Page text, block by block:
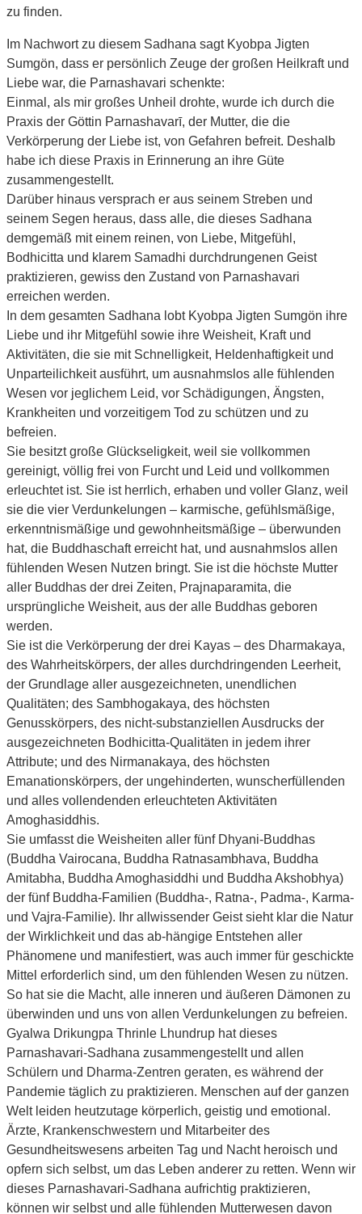
zu finden.
Im Nachwort zu diesem Sadhana sagt Kyobpa Jigten
Sumgön, dass er persönlich Zeuge der großen Heilkraft und
Liebe war, die Parnashavari schenkte:
Einmal, als mir großes Unheil drohte, wurde ich durch die
Praxis der Göttin Parnashavarī, der Mutter, die die
Verkörperung der Liebe ist, von Gefahren befreit. Deshalb
habe ich diese Praxis in Erinnerung an ihre Güte
zusammengestellt.
Darüber hinaus versprach er aus seinem Streben und
seinem Segen heraus, dass alle, die dieses Sadhana
demgemäß mit einem reinen, von Liebe, Mitgefühl,
Bodhicitta und klarem Samadhi durchdrungenen Geist
praktizieren, gewiss den Zustand von Parnashavari
erreichen werden.
In dem gesamten Sadhana lobt Kyobpa Jigten Sumgön ihre
Liebe und ihr Mitgefühl sowie ihre Weisheit, Kraft und
Aktivitäten, die sie mit Schnelligkeit, Heldenhaftigkeit und
Unparteilichkeit ausführt, um ausnahmslos alle fühlenden
Wesen vor jeglichem Leid, vor Schädigungen, Ängsten,
Krankheiten und vorzeitigem Tod zu schützen und zu
befreien.
Sie besitzt große Glückseligkeit, weil sie vollkommen
gereinigt, völlig frei von Furcht und Leid und vollkommen
erleuchtet ist. Sie ist herrlich, erhaben und voller Glanz, weil
sie die vier Verdunkelungen – karmische, gefühlsmäßige,
erkenntnismäßige und gewohnheitsmäßige – überwunden
hat, die Buddhaschaft erreicht hat, und ausnahmslos allen
fühlenden Wesen Nutzen bringt. Sie ist die höchste Mutter
aller Buddhas der drei Zeiten, Prajnaparamita, die
ursprüngliche Weisheit, aus der alle Buddhas geboren
werden.
Sie ist die Verkörperung der drei Kayas – des Dharmakaya,
des Wahrheitskörpers, der alles durchdringenden Leerheit,
der Grundlage aller ausgezeichneten, unendlichen
Qualitäten; des Sambhogakaya, des höchsten
Genusskörpers, des nicht-substanziellen Ausdrucks der
ausgezeichneten Bodhicitta-Qualitäten in jedem ihrer
Attribute; und des Nirmanakaya, des höchsten
Emanationskörpers, der ungehinderten, wunscherfüllenden
und alles vollendenden erleuchteten Aktivitäten
Amoghasiddhis.
Sie umfasst die Weisheiten aller fünf Dhyani-Buddhas
(Buddha Vairocana, Buddha Ratnasambhava, Buddha
Amitabha, Buddha Amoghasiddhi und Buddha Akshobhya)
der fünf Buddha-Familien (Buddha-, Ratna-, Padma-, Karma-
und Vajra-Familie). Ihr allwissender Geist sieht klar die Natur
der Wirklichkeit und das ab-hängige Entstehen aller
Phänomene und manifestiert, was auch immer für geschickte
Mittel erforderlich sind, um den fühlenden Wesen zu nützen.
So hat sie die Macht, alle inneren und äußeren Dämonen zu
überwinden und uns von allen Verdunkelungen zu befreien.
Gyalwa Drikungpa Thrinle Lhundrup hat dieses
Parnashavari-Sadhana zusammengestellt und allen
Schülern und Dharma-Zentren geraten, es während der
Pandemie täglich zu praktizieren. Menschen auf der ganzen
Welt leiden heutzutage körperlich, geistig und emotional.
Ärzte, Krankenschwestern und Mitarbeiter des
Gesundheitswesens arbeiten Tag und Nacht heroisch und
opfern sich selbst, um das Leben anderer zu retten. Wenn wir
dieses Parnashavari-Sadhana aufrichtig praktizieren,
können wir selbst und alle fühlenden Mutterwesen davon